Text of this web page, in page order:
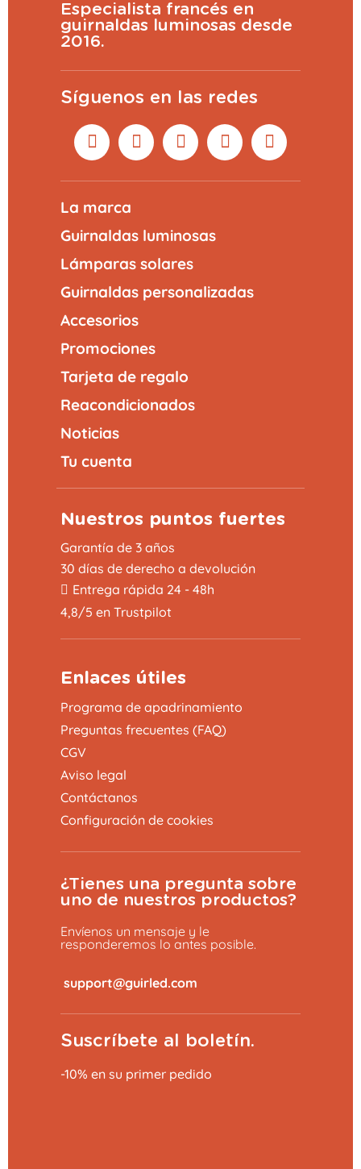
Especialista francés en
guirnaldas luminosas desde
2016.
Síguenos en las redes
La marca
Guirnaldas luminosas
Lámparas solares
Guirnaldas personalizadas
Accesorios
Promociones
Tarjeta de regalo
Reacondicionados
Noticias
Tu cuenta
Nuestros puntos fuertes
Garantía de 3 años
30 días de derecho a devolución
Entrega rápida 24 - 48h
4,8/5 en Trustpilot
Enlaces útiles
Programa de apadrinamiento
Preguntas frecuentes (FAQ)
CGV
Aviso legal
Contáctanos
Configuración de cookies
¿Tienes una pregunta sobre
uno de nuestros productos?
Envíenos un mensaje y le
responderemos lo antes posible.
Suscríbete al boletín.
-10% en su primer pedido